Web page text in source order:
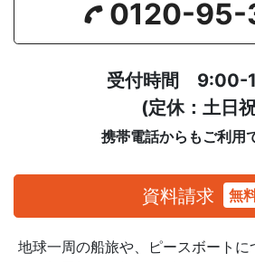
0120-95-
受付時間 9:00-
(定休：土日
携帯電話からもご利用
資料請求 無
地球一周の船旅や、ピースボートに